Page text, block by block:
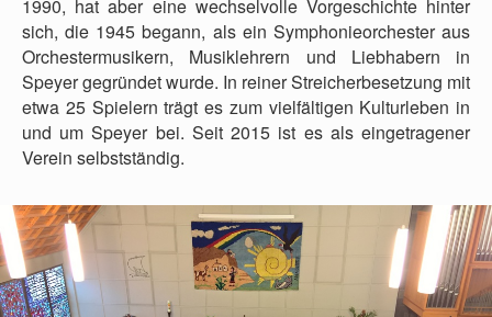
1990, hat aber eine wechselvolle Vorgeschichte hinter
sich, die 1945 begann, als ein Symphonieorchester aus
Orchestermusikern, Musiklehrern und Liebhabern in
Speyer gegründet wurde. In reiner Streicherbesetzung mit
etwa 25 Spielern trägt es zum vielfältigen Kulturleben in
und um Speyer bei. Seit 2015 ist es als eingetragener
Verein selbstständig.